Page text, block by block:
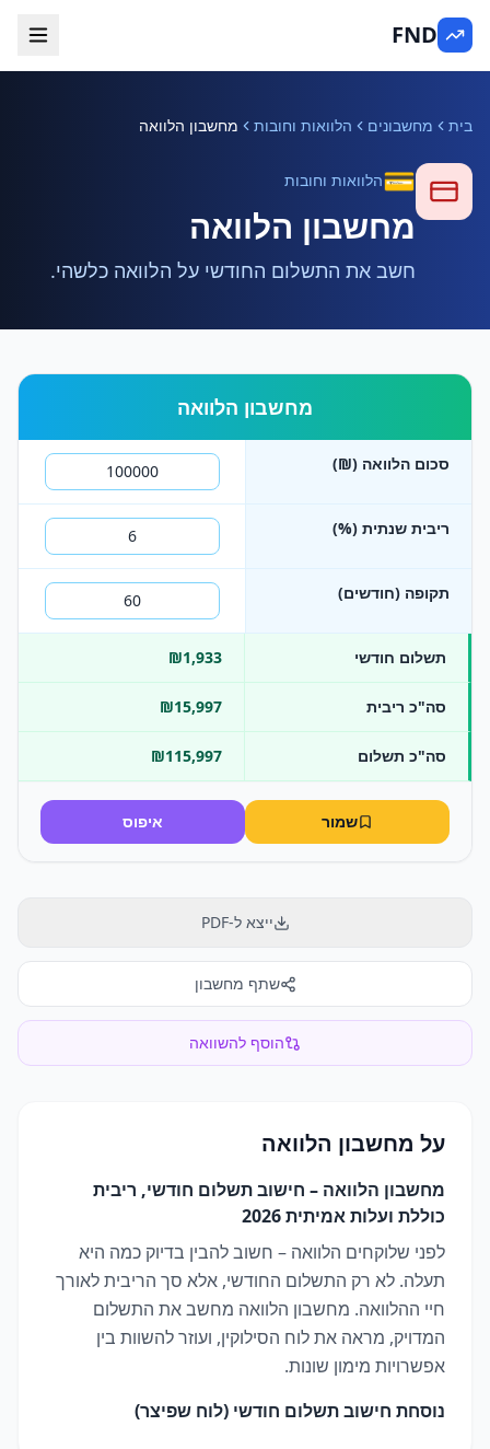
FND
בית מחשבונים הלוואות וחובות מחשבון הלוואה
💳הלוואות וחובות
מחשבון הלוואה
חשב את התשלום החודשי על הלוואה כלשהי.
מחשבון הלוואה
סכום הלוואה (₪)
ריבית שנתית (%)
תקופה (חודשים)
תשלום חודשי ₪1,933
סה"כ ריבית ₪15,997
סה"כ תשלום ₪115,997
שמור איפוס
ייצא ל-PDF
שתף מחשבון
הוסף להשוואה
על מחשבון הלוואה
מחשבון הלוואה – חישוב תשלום חודשי, ריבית
כוללת ועלות אמיתית 2026
לפני שלוקחים הלוואה – חשוב להבין בדיוק כמה היא
תעלה. לא רק התשלום החודשי, אלא סך הריבית לאורך
חיי ההלוואה. מחשבון הלוואה מחשב את התשלום
המדויק, מראה את לוח הסילוקין, ועוזר להשוות בין
אפשרויות מימון שונות.
נוסחת חישוב תשלום חודשי (לוח שפיצר)